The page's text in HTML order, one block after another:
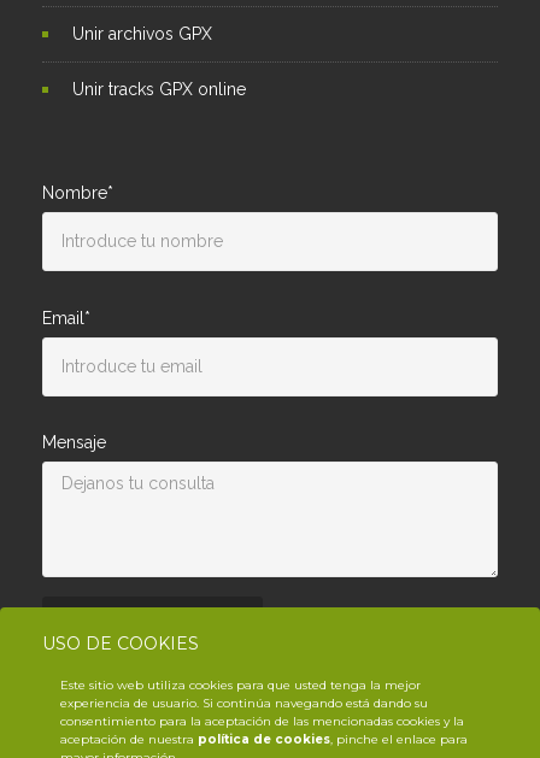
USO DE COOKIES
Este sitio web utiliza cookies para que usted tenga la mejor
experiencia de usuario. Si continúa navegando está dando su
consentimiento para la aceptación de las mencionadas cookies y la
aceptación de nuestra política de cookies, pinche el enlace para
Unir archivos GPX
Unir tracks GPX online
Nombre*
Email*
Mensaje